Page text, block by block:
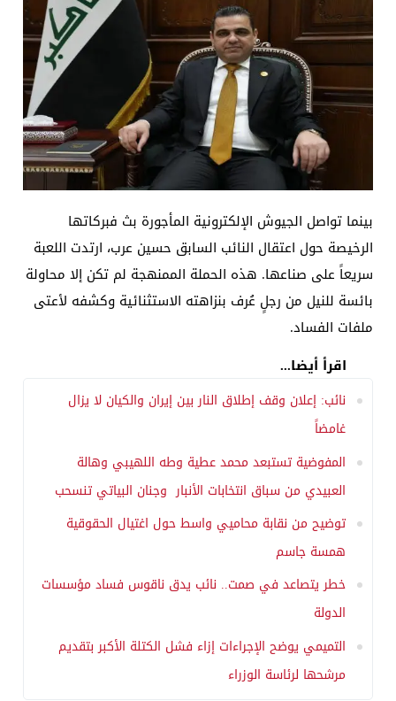
​​بينما تواصل الجيوش الإلكترونية المأجورة بث فبركاتها
الرخيصة حول اعتقال النائب السابق حسين عرب، ارتدت اللعبة
سريعاً على صناعها. هذه الحملة الممنهجة لم تكن إلا محاولة
بائسة للنيل من رجلٍ عُرف بنزاهته الاستثنائية وكشفه لأعتى
ملفات الفساد.
اقرأ أيضا...
نائب: إعلان وقف إطلاق النار بين إيران والكيان لا يزال
غامضاً
المفوضية تستبعد محمد عطية وطه اللهيبي وهالة
العبيدي من سباق انتخابات الأنبار وجنان البياتي تنسحب
توضيح من نقابة محاميي واسط حول اغتيال الحقوقية
همسة جاسم
خطر يتصاعد في صمت.. نائب يدق ناقوس فساد مؤسسات
الدولة
التميمي يوضح الإجراءات إزاء فشل الكتلة الأكبر بتقديم
مرشحها لرئاسة الوزراء